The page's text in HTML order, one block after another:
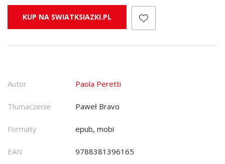
KUP NA SWIATKSIAZKI.PL
Autor Paola Peretti
Tłumaczenie Paweł Bravo
Formaty epub, mobi
EAN 9788381396165